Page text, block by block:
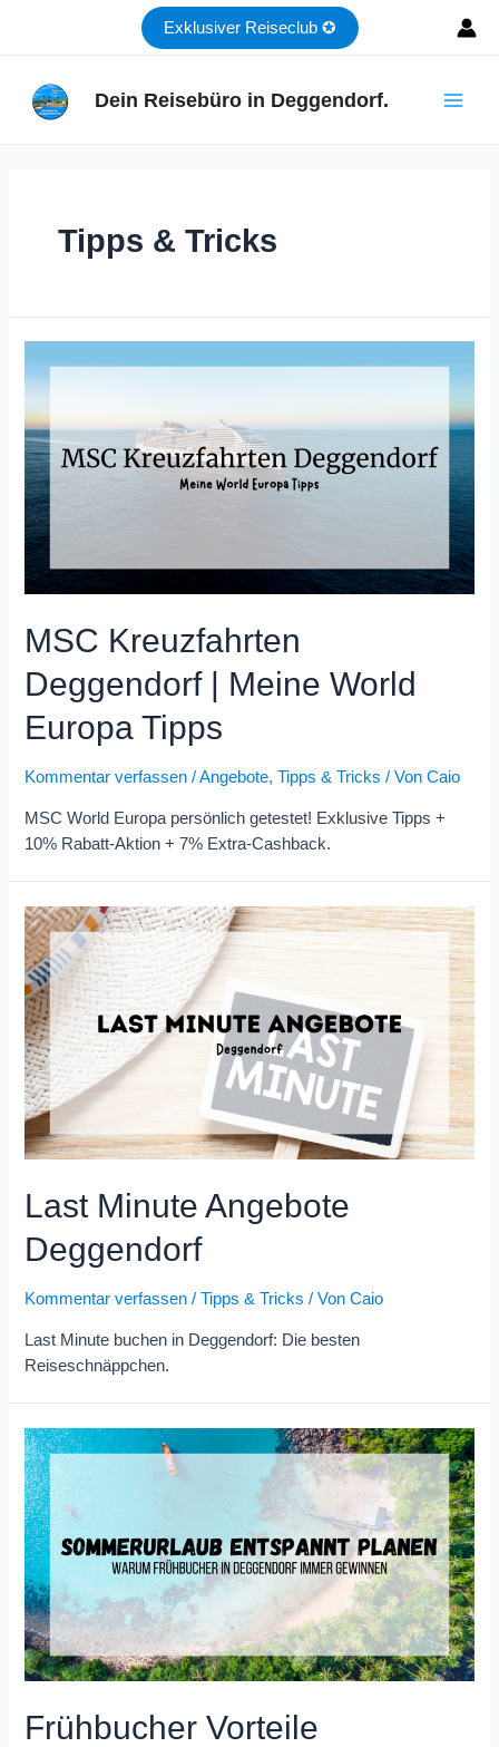
Exklusiver Reiseclub ✪
Dein Reisebüro in Deggendorf.
Tipps & Tricks
MSC Kreuzfahrten
Deggendorf | Meine World
Europa Tipps
Kommentar verfassen /Angebote,Tipps & Tricks / VonCaio
MSC World Europa persönlich getestet! Exklusive Tipps +
10% Rabatt-Aktion + 7% Extra-Cashback.
Last Minute Angebote
Deggendorf
Kommentar verfassen /Tipps & Tricks / VonCaio
Last Minute buchen in Deggendorf: Die besten
Reiseschnäppchen.
Frühbucher Vorteile